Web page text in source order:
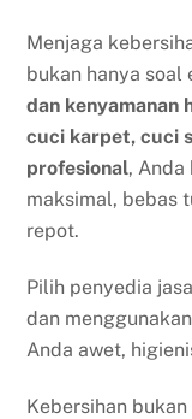
Menjaga
bukan hanya soal
dan kenyamanan
cuci karpet, cuci
profesional, Anda
maksimal, bebas
repot.
Pilih penyedia
dan
Anda awet,
Kebersihan